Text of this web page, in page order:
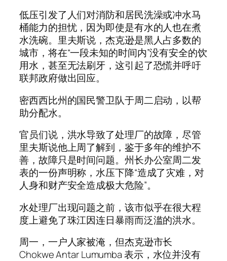
低压引发了人们对消防和居民洗澡或冲水马
桶能力的担忧，因为即使是有水的人也在煮
水洗碗。里夫斯说，杰克逊是黑人占多数的
城市，将在“一段未知的时间内”没有安全的饮
用水，甚至无法刷牙，这引起了恐慌并呼吁
联邦政府做出回应。
密西西比州的国民警卫队于周二启动，以帮
助分配水。
官员们说，洪水导致了处理厂的故障，尽管
里夫斯说他上周了解到，鉴于多年的维护不
善，故障只是时间问题。州长办公室周二发
表的一份声明称，水压下降“造成了灾难，对
人身和财产安全造成极大危险”。
水处理厂出现问题之前，该市似乎在很大程
度上避免了珠江因连日暴雨而泛滥的洪水。
周一，一户人家被淹，但杰克逊市长
Chokwe Antar Lumumba 表示，水位并没有